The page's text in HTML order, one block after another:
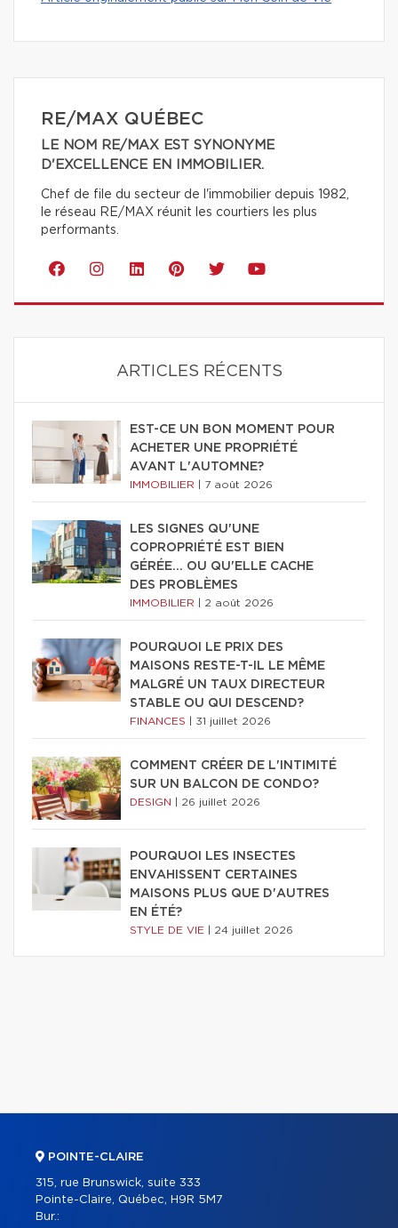
RE/MAX QUÉBEC
LE NOM RE/MAX EST SYNONYME
D'EXCELLENCE EN IMMOBILIER.
Chef de file du secteur de l'immobilier depuis 1982,
le réseau RE/MAX réunit les courtiers les plus
performants.
ARTICLES RÉCENTS
EST-CE UN BON MOMENT POUR
ACHETER UNE PROPRIÉTÉ
AVANT L'AUTOMNE?
IMMOBILIER 7 août 2026
LES SIGNES QU'UNE
COPROPRIÉTÉ EST BIEN
GÉRÉE… OU QU'ELLE CACHE
DES PROBLÈMES
IMMOBILIER 2 août 2026
POURQUOI LE PRIX DES
MAISONS RESTE-T-IL LE MÊME
MALGRÉ UN TAUX DIRECTEUR
STABLE OU QUI DESCEND?
FINANCES 31 juillet 2026
COMMENT CRÉER DE L'INTIMITÉ
SUR UN BALCON DE CONDO?
DESIGN 26 juillet 2026
POURQUOI LES INSECTES
ENVAHISSENT CERTAINES
MAISONS PLUS QUE D'AUTRES
EN ÉTÉ?
STYLE DE VIE 24 juillet 2026
POINTE-CLAIRE
315, rue Brunswick, suite 333
Pointe-Claire, Québec, H9R 5M7
Bur.: